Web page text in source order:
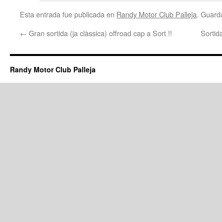
Esta entrada fue publicada en Randy Motor Club Palleja.
← Gran sortida (ja clàssica) offroad cap a Sort !!
Randy Motor Club Palleja